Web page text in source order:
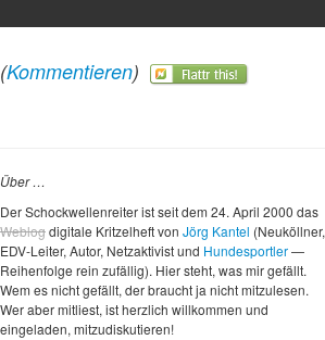
(Kommentieren)
Über …
Der Schockwellenreiter ist seit dem 24. April 2000 das
Weblogdigitale Kritzelheft von Jörg Kantel (Neuköllner,
EDV-Leiter, Autor, Netzaktivist und Hundesportler—
Reihenfolge rein zufällig). Hier steht, was mir gefällt.
Wem es nicht gefällt, der braucht ja nicht mitzulesen.
Wer aber mitliest, ist herzlich willkommen und
eingeladen, mitzudiskutieren!